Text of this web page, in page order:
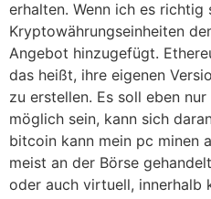
erhalten. Wenn ich es
Kryptowährungseinheiten
Angebot hinzugefügt.
das heißt, ihre eigenen
zu erstellen. Es soll eben
möglich sein, kann sich
bitcoin kann mein pc minen
meist an der Börse
oder auch virtuell, innerhalb